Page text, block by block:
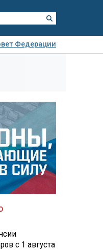
Федерации
с 1 августа